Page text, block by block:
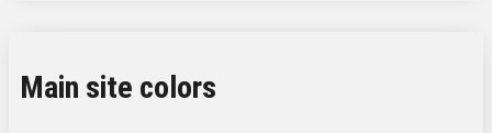
Main site colors